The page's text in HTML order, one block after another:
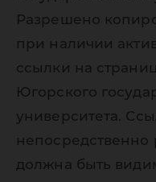
Разрешено
при наличии
ссылки на
Югорского
университета.
должна быть